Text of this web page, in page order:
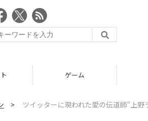
ゲーム
> ツイッターに現われた愛の伝道師“上